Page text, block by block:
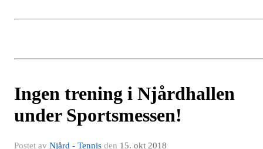
Ingen trening i Njårdhallen
under Sportsmessen!
Postet av Njård - Tennis den 15. okt 2018